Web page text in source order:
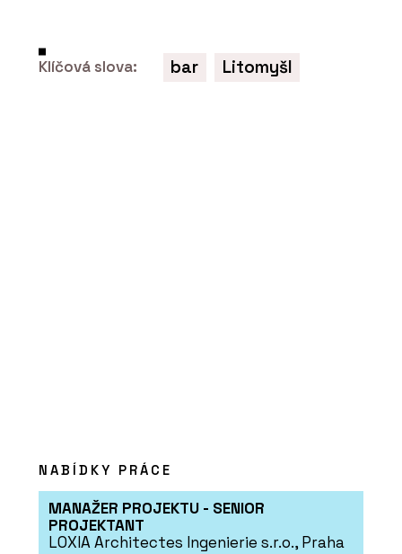
DEVOTO
ČLÁNKY
Secesní byt na nábřeží
Klíčová slova: bar Litomyšl
NABÍDKY PRÁCE
MANAŽER PROJEKTU - SENIOR
PROJEKTANT
LOXIA Architectes Ingenierie s.r.o., Praha